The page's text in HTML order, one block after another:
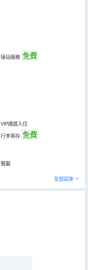
接站服務 免費
VIP通道入住
行李寄存 免費
餐廳
全部設施